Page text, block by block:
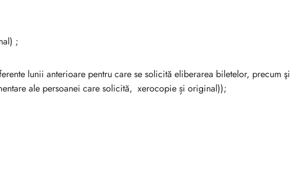
;
lunii anterioare pentru care se solicită eliberarea biletelor, precum şi
ale persoanei care solicită, xerocopie și original));